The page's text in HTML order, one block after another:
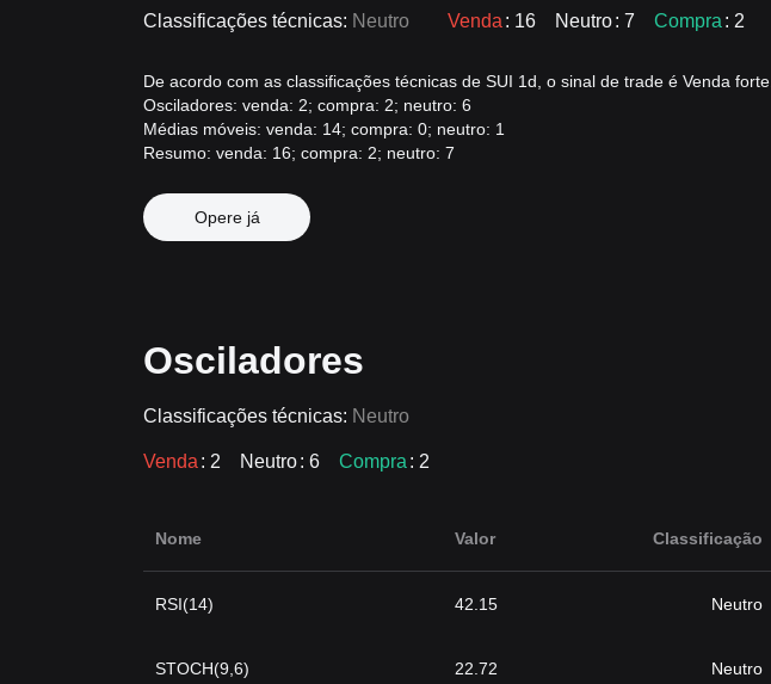
Classificações técnicas: Neutro Venda : 16 Neutro: 7 Compra : 2
De acordo com as classificações técnicas de SUI 1d, o sinal de trade é Venda forte.
Osciladores: venda: 2; compra: 2; neutro: 6
Médias móveis: venda: 14; compra: 0; neutro: 1
Resumo: venda: 16; compra: 2; neutro: 7
Opere já
Osciladores
Classificações técnicas: Neutro
Venda : 2 Neutro: 6 Compra : 2
Nome Valor Classificação
RSI(14) 42.15 Neutro
STOCH(9,6) 22.72 Neutro